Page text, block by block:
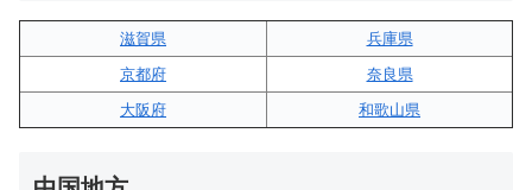
滋賀県
兵庫県
京都府
奈良県
大阪府
和歌山県